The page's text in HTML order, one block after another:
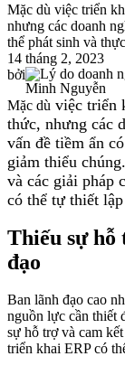
Mặc dù việc triển
nhưng các doanh
thể phát sinh và
14 tháng 2, 2023
bởi
Minh Nguyễn
Mặc dù việc triển
thức, nhưng các
vấn đề tiềm ẩn
giảm thiểu
và các giải pháp
có thể tự thiết
Thiếu sự hỗ
đạo
Ban lãnh đạo cao
nguồn lực cần thiết
sự hỗ trợ và cam
triển khai ERP có